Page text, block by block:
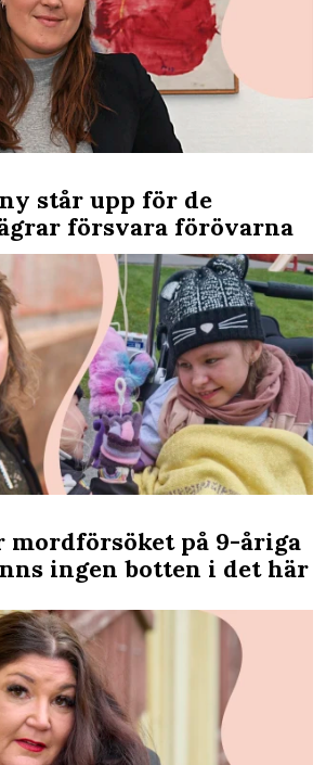
står upp för de
försvara förövarna
mordförsöket på 9-åriga
ingen botten i det här